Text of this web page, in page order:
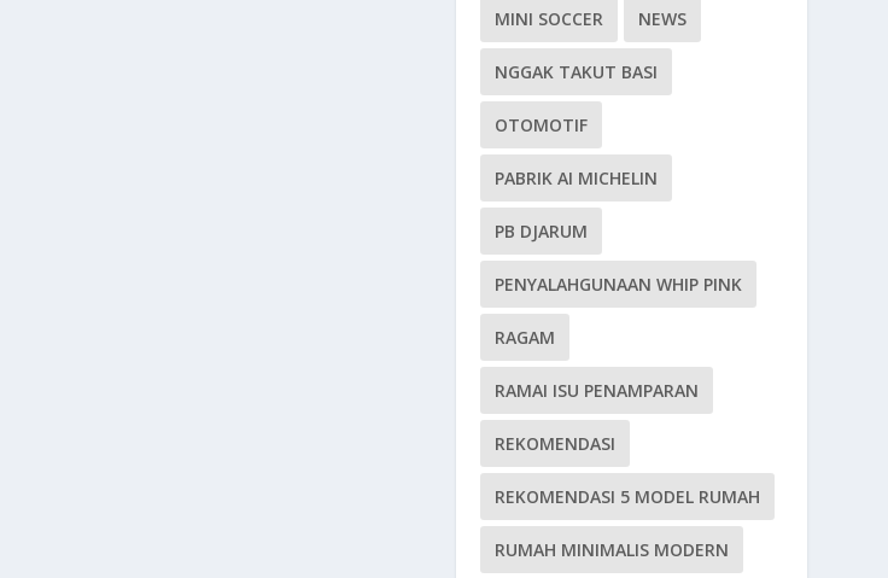
MINI SOCCER NEWS
NGGAK TAKUT BASI
OTOMOTIF
PABRIK AI MICHELIN
PB DJARUM
PENYALAHGUNAAN WHIP PINK
RAGAM
RAMAI ISU PENAMPARAN
REKOMENDASI
REKOMENDASI 5 MODEL RUMAH
RUMAH MINIMALIS MODERN